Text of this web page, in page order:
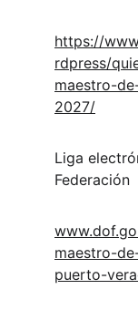
https://
rdpress/
maestro-
2027/
Liga
Federación
maestro-
puerto-